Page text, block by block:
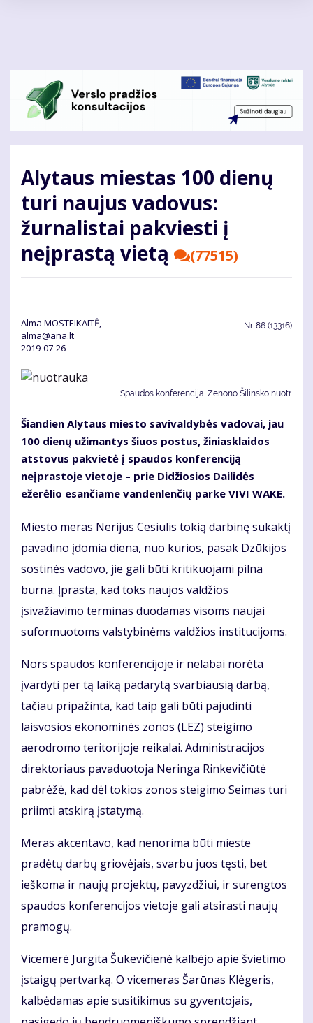
Alytaus miestas 100 dienų
turi naujus vadovus:
žurnalistai pakviesti į
neįprastą vietą
(77515)
Alma MOSTEIKAITĖ,
alma@ana.lt
2019-07-26
Nr. 86 (13316)
Spaudos konferencija. Zenono Šilinsko nuotr.
Šiandien Alytaus miesto savivaldybės vadovai, jau
100 dienų užimantys šiuos postus, žiniasklaidos
atstovus pakvietė į spaudos konferenciją
neįprastoje vietoje – prie Didžiosios Dailidės
ežerėlio esančiame vandenlenčių parke VIVI WAKE.
Miesto meras Nerijus Cesiulis tokią darbinę sukaktį
pavadino įdomia diena, nuo kurios, pasak Dzūkijos
sostinės vadovo, jie gali būti kritikuojami pilna
burna. Įprasta, kad toks naujos valdžios
įsivažiavimo terminas duodamas visoms naujai
suformuotoms valstybinėms valdžios institucijoms.
Nors spaudos konferencijoje ir nelabai norėta
įvardyti per tą laiką padarytą svarbiausią darbą,
tačiau pripažinta, kad taip gali būti pajudinti
laisvosios ekonominės zonos (LEZ) steigimo
aerodromo teritorijoje reikalai. Administracijos
direktoriaus pavaduotoja Neringa Rinkevičiūtė
pabrėžė, kad dėl tokios zonos steigimo Seimas turi
priimti atskirą įstatymą.
Meras akcentavo, kad nenorima būti mieste
pradėtų darbų griovėjais, svarbu juos tęsti, bet
ieškoma ir naujų projektų, pavyzdžiui, ir surengtos
spaudos konferencijos vietoje gali atsirasti naujų
pramogų.
Vicemerė Jurgita Šukevičienė kalbėjo apie švietimo
įstaigų pertvarką. O vicemeras Šarūnas Klėgeris,
kalbėdamas apie susitikimus su gyventojais,